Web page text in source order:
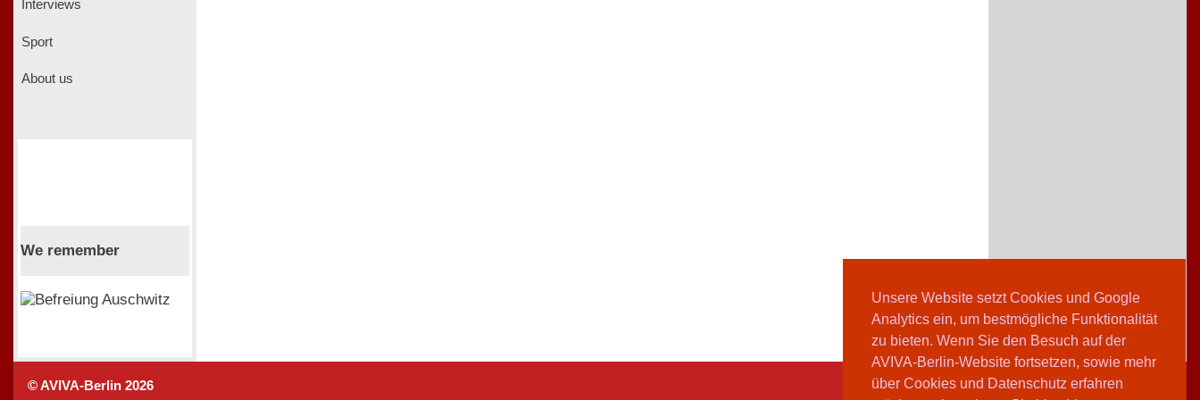
Unsere Website setzt Cookies und Google
Analytics ein, um bestmögliche Funktionalität
zu bieten. Wenn Sie den Besuch auf der
AVIVA-Berlin-Website fortsetzen, sowie mehr
über Cookies und Datenschutz erfahren
Interviews
Sport
About us
We remember
© AVIVA-Berlin 2026